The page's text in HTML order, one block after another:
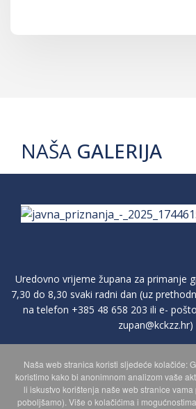
NAŠA GALERIJA
Uredovno vrijeme župana za primanje
7,30 do 8,30 svaki radni dan (uz
na telefon +385 48 658 203 ili e-
zupan@kckzz.hr)
POLITIKA ZAŠTITE PRIVATNOSTI
MAPA WEBA
Naša web stranica koristi sljedeće kolačiće:
koristimo kako bi anonimnom analizom vaše
li iskustvo korištenja naše web stranice
poboljšamo). Više o kolačićima i